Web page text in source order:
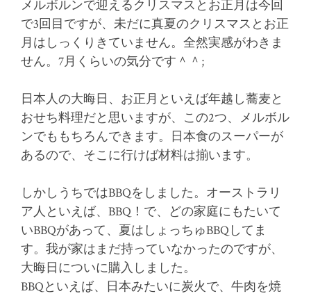
メルボルンで迎えるクリスマスとお正月は今回
で3回目ですが、未だに真夏のクリスマスとお正
月はしっくりきていません。全然実感がわきま
せん。7月くらいの気分です＾＾;
日本人の大晦日、お正月といえば年越し蕎麦と
おせち料理だと思いますが、この2つ、メルボル
ンでももちろんできます。日本食のスーパーが
あるので、そこに行けば材料は揃います。
しかしうちではBBQをしました。オーストラリ
ア人といえば、BBQ！で、どの家庭にもたいて
いBBQがあって、夏はしょっちゅBBQしてま
す。我が家はまだ持っていなかったのですが、
大晦日についに購入しました。
BBQといえば、日本みたいに炭火で、牛肉を焼